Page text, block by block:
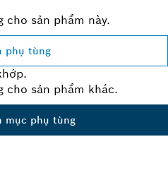
sản phẩm này.
phụ tùng
cho sản phẩm khác.
mục phụ tùng